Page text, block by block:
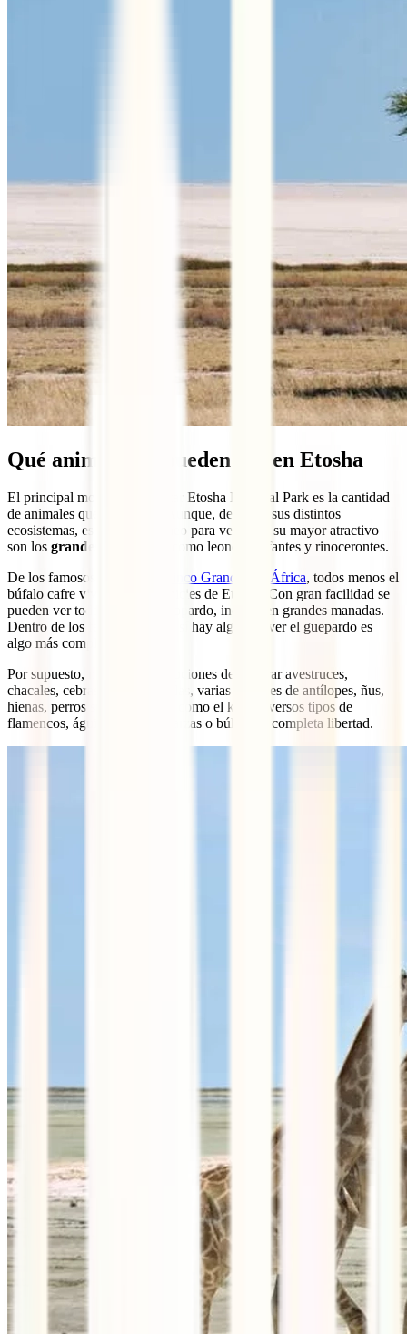
Qué animales se pueden ver en Etosha
El principal motivo para visitar Etosha National Park es la cantidad
de animales que lo habitan. Aunque, debido a sus distintos
ecosistemas, es un lugar idóneo para ver aves, su mayor atractivo
son los grandes mamíferos
como leones, elefantes y rinocerontes.
De los famosos
Cinco Grandes de África, todos menos el
búfalo cafre viven en las planicies de Etosha. Con gran facilidad se
pueden ver todos menos el leopardo, incluso en grandes manadas.
Dentro de los felinos, aunque sí hay algunos, ver el guepardo es
algo más complicado.
Por supuesto, no te faltarán opciones de admirar avestruces,
chacales, cebras, jirafas, gacelas, varias especies de antílopes, ñus,
hienas, perros salvajes o aves como el kori, diversos tipos de
flamencos, águilas, buitres, garzas o búhos en completa libertad.